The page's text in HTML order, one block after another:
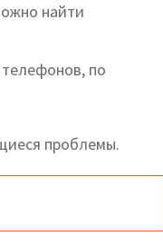
найти
по
проблемы.